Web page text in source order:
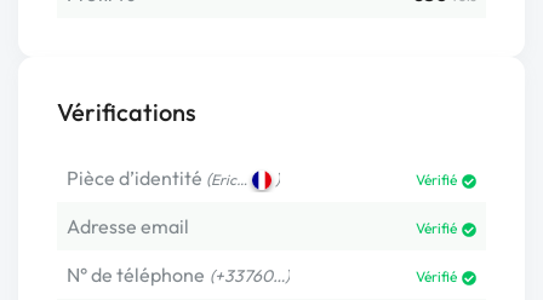
Vérifications
Pièce d’identité (Eric… ) Vérifié
Adresse email Vérifié
N° de téléphone (+33760…) Vérifié